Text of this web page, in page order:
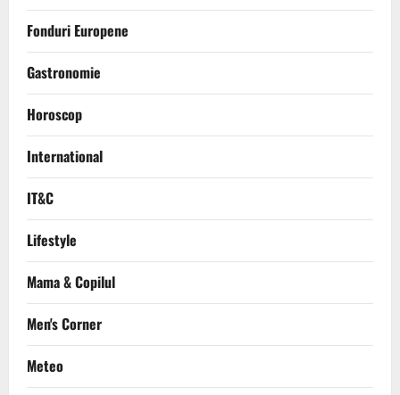
Fonduri Europene
Gastronomie
Horoscop
International
IT&C
Lifestyle
Mama & Copilul
Men's Corner
Meteo